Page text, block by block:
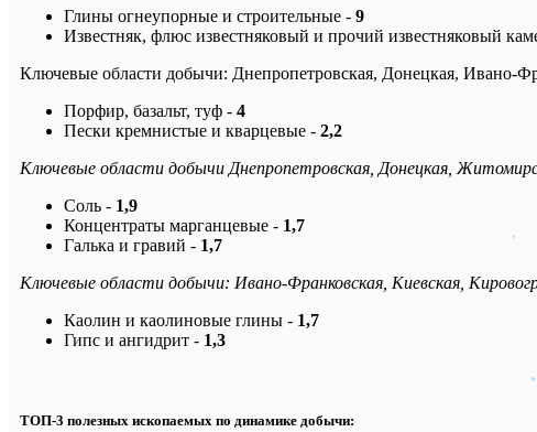
Глины огнеупорные и строительные - 9
Известняк, флюс известняковый и прочий известняковый
Ключевые области добычи: Днепропетровская, Донецкая, Ивано-
Порфир, базальт, туф - 4
Пески кремнистые и кварцевые - 2,2
Ключевые области добычи Днепропетровская, Донецкая,
Соль - 1,9
Концентраты марганцевые - 1,7
Галька и гравий - 1,7
Ключевые области добычи: Ивано-Франковская, Киевская,
Каолин и каолиновые глины - 1,7
Гипс и ангидрит - 1,3
ТОП-3 полезных ископаемых по динамике добычи: